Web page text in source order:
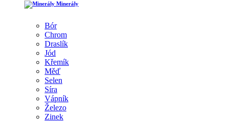
Minerály
Bór
Chrom
Draslík
Jód
Křemík
Měď
Selen
Síra
Vápník
Železo
Zinek